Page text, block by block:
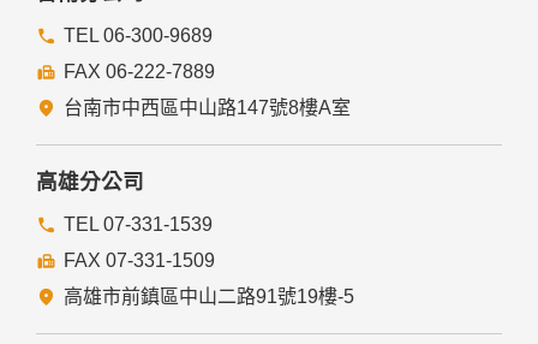
TEL 06-300-9689
FAX 06-222-7889
台南市中西區中山路147號8樓A室
高雄分公司
TEL 07-331-1539
FAX 07-331-1509
高雄市前鎮區中山二路91號19樓-5